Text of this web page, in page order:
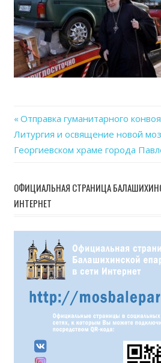
Навигация
по
записям
Previous
Post:
Отправка гуманитарного
Литургия и освящение новой
Георгиевском храме города
ОФИЦИАЛЬНАЯ СТРАНИЦА
ИНТЕРНЕТ